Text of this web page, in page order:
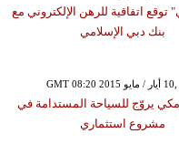
اتفاقية للرهن الإلكتروني مع
بنك دبي الإسلامي
يروّج للسياحة المستدامة في
مشروع استثماري